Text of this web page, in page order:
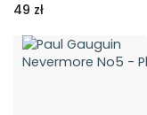
49 zł